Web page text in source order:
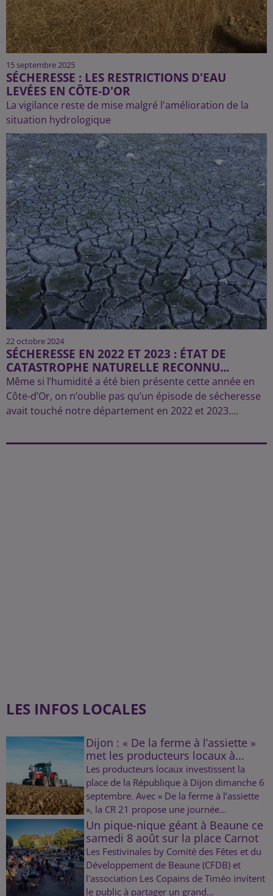
15 septembre 2025
SÉCHERESSE : LES RESTRICTIONS D'EAU
LEVÉES EN CÔTE-D'OR
La vigilance reste de mise malgré l'amélioration de la
situation hydrologique
22 octobre 2024
SÉCHERESSE EN 2022 ET 2023 : ÉTAT DE
CATASTROPHE NATURELLE RECONNU...
Même si l’humidité a été bien présente cette année en
Côte-d’Or, on n’oublie pas qu’un épisode de sécheresse
avait touché notre département en 2022 et 2023....
LES INFOS LOCALES
Dijon : « De la ferme à l’assiette »
met les producteurs locaux à...
Les producteurs locaux investissent la
place de la République à Dijon dimanche 6
septembre. Avec « De la ferme à l’assiette
», la CR 21 propose une journée...
Un pique-nique géant à Beaune ce
samedi 8 août sur la place Carnot
Les Festivinales by Comité des Fêtes et du
Développement de Beaune (CFDB) et
l'association Les Copains de Timéo invitent
le public à partager un grand...